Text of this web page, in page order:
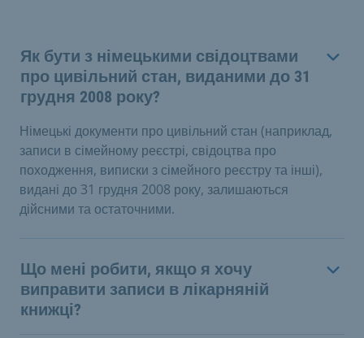
Як бути з німецькими свідоцтвами
про цивільний стан, виданими до 31
грудня 2008 року?
Німецькі документи про цивільний стан (наприклад,
записи в сімейному реєстрі, свідоцтва про
походження, виписки з сімейного реєстру та інші),
видані до 31 грудня 2008 року, залишаються
дійсними та остаточними.
Що мені робити, якщо я хочу
виправити записи в лікарняній
книжці?